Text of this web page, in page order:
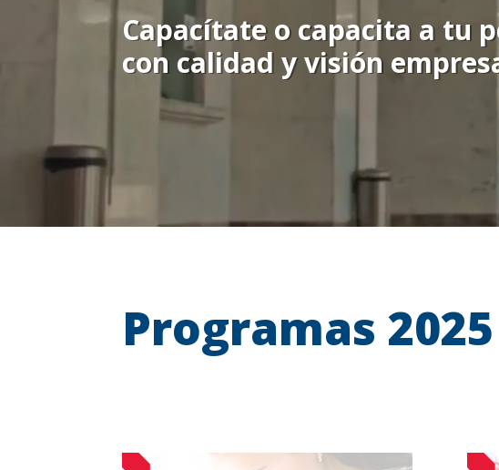
Capacítate o capacita a tu
con calidad y visión
Programas 2025